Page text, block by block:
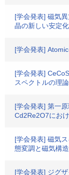
[学会発表] 磁気
晶の新しい安定
[学会発表]
[学会発表]
スペクトルの理
[学会発表] 第一
Cd2Re2O7にお
[学会発表] 磁気
態変調と磁気構
[学会発表] ジグ